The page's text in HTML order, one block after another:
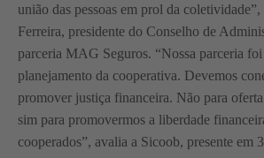
união das pessoas em prol da
Ferreira, presidente do Conselho de
parceria MAG Seguros. “Nossa parceria
planejamento da cooperativa. Devemos
promover justiça financeira. Não para
sim para promovermos a liberdade
cooperados”, avalia a Sicoob, presente em